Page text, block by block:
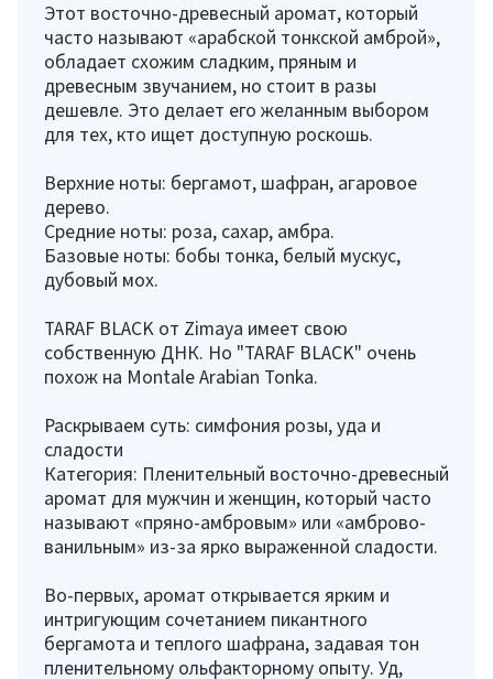
Этот восточно-древесный аромат, который
часто называют «арабской тонкской амброй»,
обладает схожим сладким, пряным и
древесным звучанием, но стоит в разы
дешевле. Это делает его желанным выбором
для тех, кто ищет доступную роскошь.
Верхние ноты: бергамот, шафран, агаровое
дерево.
Средние ноты: роза, сахар, амбра.
Базовые ноты: бобы тонка, белый мускус,
дубовый мох.
TARAF BLACK от Zimaya имеет свою
собственную ДНК. Но "TARAF BLACK" очень
похож на Montale Arabian Tonka.
Раскрываем суть: симфония розы, уда и
сладости
Категория: Пленительный восточно-древесный
аромат для мужчин и женщин, который часто
называют «пряно-амбровым» или «амброво-
ванильным» из-за ярко выраженной сладости.
Во-первых, аромат открывается ярким и
интригующим сочетанием пикантного
бергамота и теплого шафрана, задавая тон
пленительному ольфакторному опыту. Уд,